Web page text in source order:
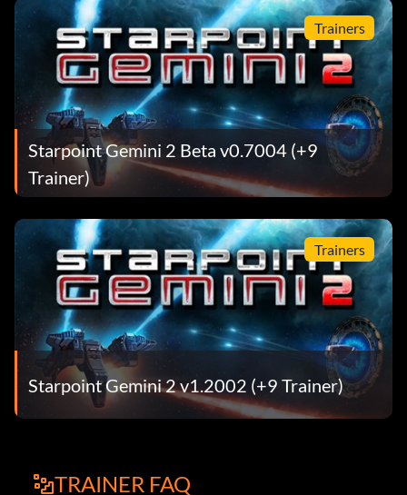
Trainers
Starpoint Gemini 2 Beta v0.7004 (+9
Trainer)
Trainers
Starpoint Gemini 2 v1.2002 (+9 Trainer)
TRAINER FAQ